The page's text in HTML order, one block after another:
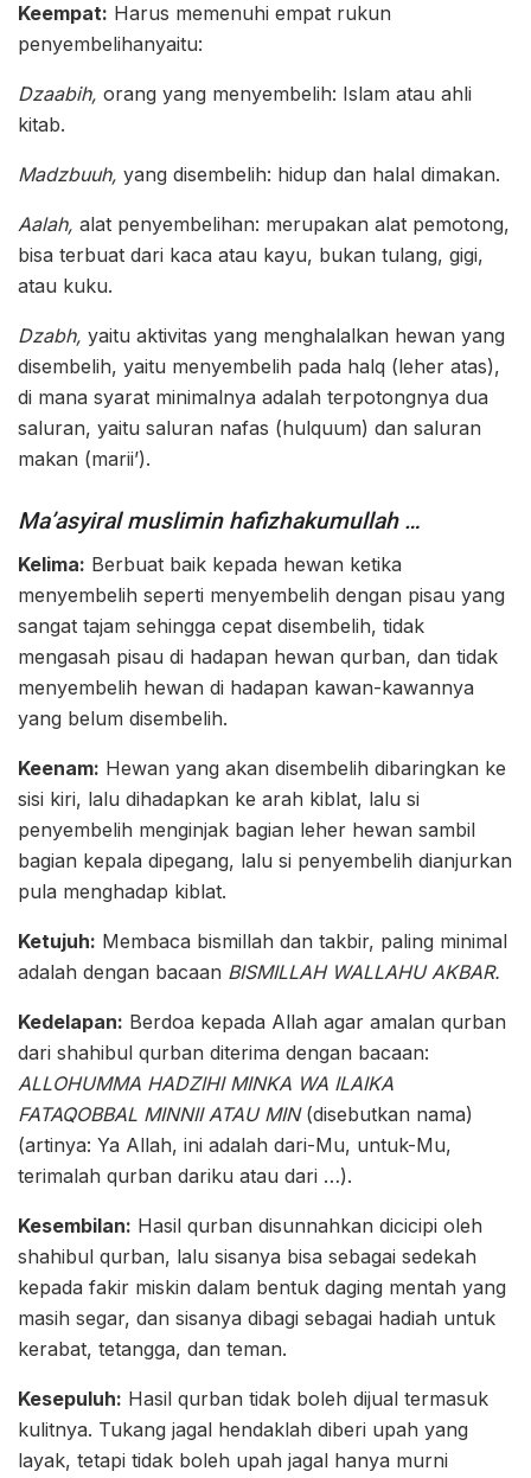
Keempat: Harus memenuhi empat rukun
penyembelihanyaitu:
Dzaabih, orang yang menyembelih: Islam atau ahli
kitab.
Madzbuuh, yang disembelih: hidup dan halal dimakan.
Aalah, alat penyembelihan: merupakan alat pemotong,
bisa terbuat dari kaca atau kayu, bukan tulang, gigi,
atau kuku.
Dzabh, yaitu aktivitas yang menghalalkan hewan yang
disembelih, yaitu menyembelih pada halq (leher atas),
di mana syarat minimalnya adalah terpotongnya dua
saluran, yaitu saluran nafas (hulquum) dan saluran
makan (marii’).
Ma’asyiral muslimin hafizhakumullah …
Kelima: Berbuat baik kepada hewan ketika
menyembelih seperti menyembelih dengan pisau yang
sangat tajam sehingga cepat disembelih, tidak
mengasah pisau di hadapan hewan qurban, dan tidak
menyembelih hewan di hadapan kawan-kawannya
yang belum disembelih.
Keenam: Hewan yang akan disembelih dibaringkan ke
sisi kiri, lalu dihadapkan ke arah kiblat, lalu si
penyembelih menginjak bagian leher hewan sambil
bagian kepala dipegang, lalu si penyembelih dianjurkan
pula menghadap kiblat.
Ketujuh: Membaca bismillah dan takbir, paling minimal
adalah dengan bacaan BISMILLAH WALLAHU AKBAR.
Kedelapan: Berdoa kepada Allah agar amalan qurban
dari shahibul qurban diterima dengan bacaan:
ALLOHUMMA HADZIHI MINKA WA ILAIKA
FATAQOBBAL MINNII ATAU MIN(disebutkan nama)
(artinya: Ya Allah, ini adalah dari-Mu, untuk-Mu,
terimalah qurban dariku atau dari …).
Kesembilan: Hasil qurban disunnahkan dicicipi oleh
shahibul qurban, lalu sisanya bisa sebagai sedekah
kepada fakir miskin dalam bentuk daging mentah yang
masih segar, dan sisanya dibagi sebagai hadiah untuk
kerabat, tetangga, dan teman.
Kesepuluh: Hasil qurban tidak boleh dijual termasuk
kulitnya. Tukang jagal hendaklah diberi upah yang
layak, tetapi tidak boleh upah jagal hanya murni